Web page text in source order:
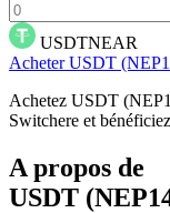
USDTNEAR
Acheter USDT
Achetez USDT
Switchere et
A propos de
USDT